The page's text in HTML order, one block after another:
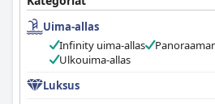
ylellisiä ja varustettu kaikella, mitä
niistä on upeat näkymät laaksoon
ylistetään yleisesti sen puhtaudesta
sekä ystävällisestä ja avuliaasta
nautinnollinen. Lomakeskuksessa on
Uima-allas
Infinity uima-allas
Ulkouima-allas
Luksus